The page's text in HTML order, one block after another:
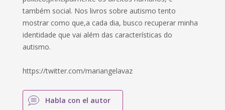
também social. Nos livros sobre autismo tento
mostrar como que,a cada dia, busco recuperar minha
identidade que vai além das características do
autismo.
https://twitter.com/mariangelavaz
Habla con el autor